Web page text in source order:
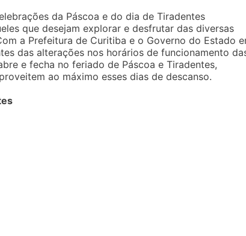
da Páscoa e do dia de Tiradentes
que desejam explorar e desfrutar das diversas
a Prefeitura de Curitiba e o Governo do Estado
das alterações nos horários de funcionamento
e fecha no feriado de Páscoa e Tiradentes,
ao máximo esses dias de descanso.